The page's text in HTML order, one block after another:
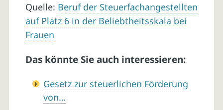
Quelle: Beruf der Steuerfachangestellten
auf Platz 6 in der Beliebtheitsskala bei
Frauen
Das könnte Sie auch interessieren:
Gesetz zur steuerlichen Förderung
von…